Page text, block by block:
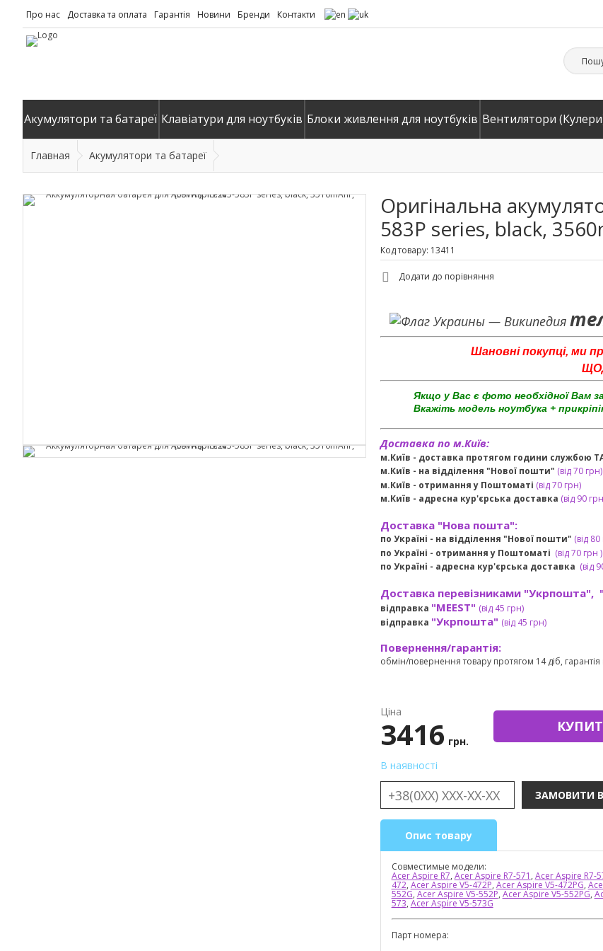
Про нас Доставка та оплата Гарантія Новини Бренди Контакти
Акумулятори та батареї Клавіатури для ноутбуків Блоки живлення для ноутбуків Вентилятори
Главная Акумулятори та батареї
Оригінальна
583P series, black,
Код товару: 13411
Додати до порівняння
Шановні покупці, ми
Якщо у Вас є фото необхідної Вам
Вкажіть модель ноутбука +
Доставка по м.Київ:
м.Київ - доставка протягом години службою
м.Київ - на відділення "Нової пошти" (від 70 грн)
м.Київ - отримання у Поштоматі (від 70 грн)
м.Київ - адресна кур'єрська доставка (від90 грн
Доставка "Нова пошта":
по Україні - на відділення "Нової пошти" (від
по Україні - отримання у Поштоматі (від 70 грн )
по Україні - адресна кур'єрська доставка (від
Доставка перевізниками "Укрпошта",
відправка "MEEST" (від 45 грн)
відправка "Укрпошта" (від 45 грн)
Повернення/гарантія:
обмін/повернення товару протягом 14 діб, гарантія
Ціна
3416 грн.
В наявності
Опис товару
Совместимые модели:
Acer Aspire R7, Acer Aspire R7-571 , Acer Aspire R7-
472, Acer Aspire V5-472P, Acer Aspire V5-472PG,
552G, Acer Aspire V5-552P, Acer Aspire V5-552PG,
573, Acer Aspire V5-573G
Парт номера: